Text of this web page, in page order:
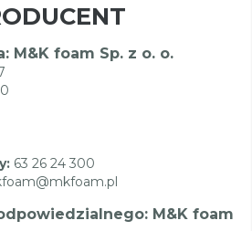
M&K foam Sp. z o. o.
63 26 24 300
M&K foam